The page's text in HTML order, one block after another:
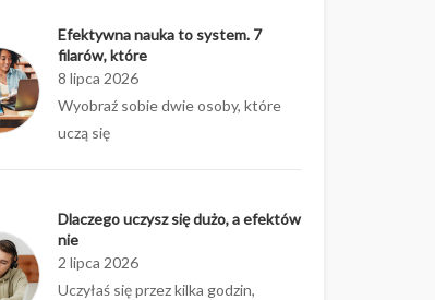
Efektywna nauka to system. 7
filarów, które
8 lipca 2026
Wyobraź sobie dwie osoby, które
uczą się
Dlaczego uczysz się dużo, a efektów
nie
2 lipca 2026
Uczyłaś się przez kilka godzin,